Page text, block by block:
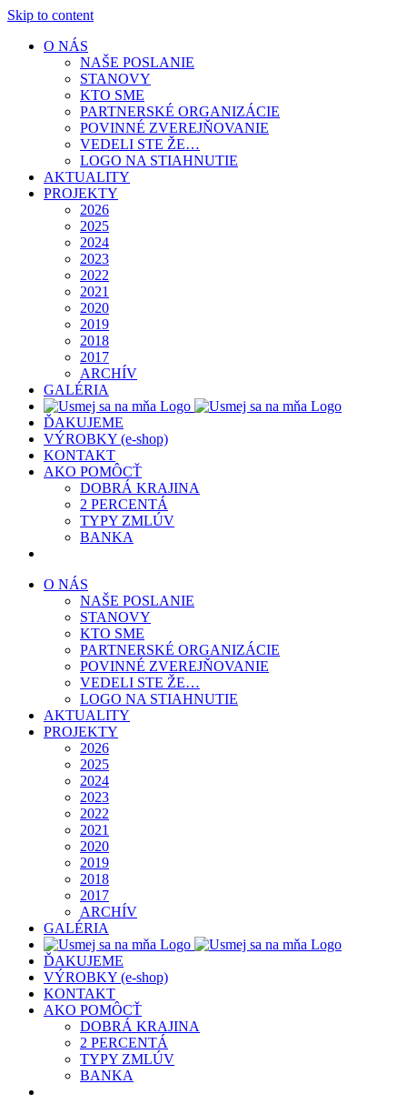
Skip to content
O NÁS
NAŠE POSLANIE
STANOVY
KTO SME
PARTNERSKÉ ORGANIZÁCIE
POVINNÉ ZVEREJŇOVANIE
VEDELI STE ŽE…
LOGO NA STIAHNUTIE
AKTUALITY
PROJEKTY
2026
2025
2024
2023
2022
2021
2020
2019
2018
2017
ARCHÍV
GALÉRIA
ĎAKUJEME
VÝROBKY (e-shop)
KONTAKT
AKO POMÔCŤ
DOBRÁ KRAJINA
2 PERCENTÁ
TYPY ZMLÚV
BANKA
O NÁS
NAŠE POSLANIE
STANOVY
KTO SME
PARTNERSKÉ ORGANIZÁCIE
POVINNÉ ZVEREJŇOVANIE
VEDELI STE ŽE…
LOGO NA STIAHNUTIE
AKTUALITY
PROJEKTY
2026
2025
2024
2023
2022
2021
2020
2019
2018
2017
ARCHÍV
GALÉRIA
ĎAKUJEME
VÝROBKY (e-shop)
KONTAKT
AKO POMÔCŤ
DOBRÁ KRAJINA
2 PERCENTÁ
TYPY ZMLÚV
BANKA